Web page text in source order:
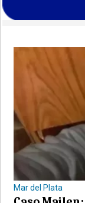
Mar del Plata